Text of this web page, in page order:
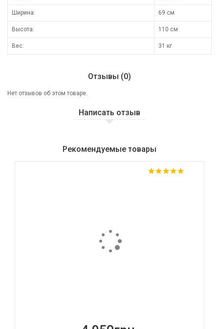
Ширина: 69 см
Высота: 110 см
Вес: 31 кг
Отзывы (0)
Нет отзывов об этом товаре.
Написать отзыв
Рекомендуемые товары